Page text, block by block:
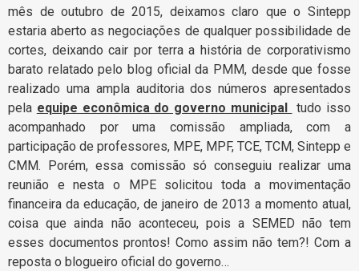
mês de outubro de 2015, deixamos claro que o Sintepp
estaria aberto as negociações de qualquer possibilidade de
cortes, deixando cair por terra a história de corporativismo
barato relatado pelo blog oficial da PMM, desde que fosse
realizado uma ampla auditoria dos números apresentados
pela equipe econômica do governo municipal
tudo isso
acompanhado por uma comissão ampliada, com a
participação de professores, MPE, MPF, TCE, TCM, Sintepp e
CMM. Porém, essa comissão só conseguiu realizar uma
reunião e nesta o MPE solicitou toda a movimentação
financeira da educação, de janeiro de 2013 a momento atual,
coisa que ainda não aconteceu, pois a SEMED não tem
esses documentos prontos! Como assim não tem?! Com a
reposta o blogueiro oficial do governo…